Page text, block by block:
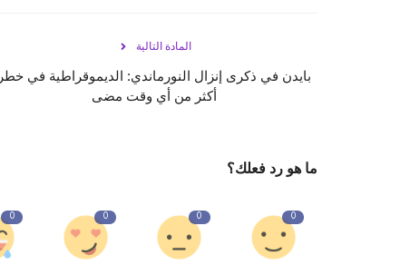
المادة التالية
بايدن في ذكرى إنزال النورماندي: الديموقراطية في خطر
أكثر من أي وقت مضى
ما هو رد فعلك؟
0
0
0
0